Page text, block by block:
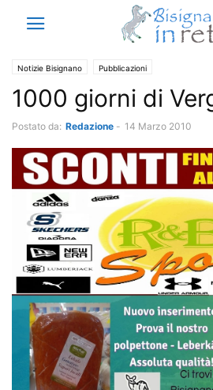
Notizie Bisignano Pubblicazioni
1000 giorni di
Postato da: Redazione - 14 Marzo 2010